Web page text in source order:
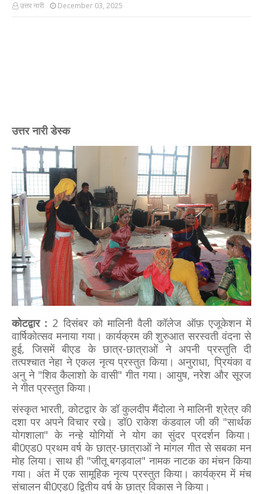
उत्तर नारी December 03, 2025
उत्तर नारी डेस्क
कोटद्वार : 2 दिसंबर को मालिनी वैली कॉलेज ऑफ़ एजूकेशन में
वार्षिकोत्सव मनाया गया। कार्यक्रम की शुरुआत सरस्वती वंदना से
हुई, जिसमें बीएड के छात्र-छात्राओं ने अपनी प्रस्तुति दी
तत्पश्चात नेहा ने एकल नृत्य प्रस्तुत किया। अनुराधा, प्रियंका व
अनु ने "शिव कैलाशो के वासी" गीत गया। आयुष, नरेश और सूरज
ने गीत प्रस्तुत किया।
संस्कृत भारती, कोटद्वार के डॉ कुलदीप मैंदोला ने मालिनी श्रेत्र की
दशा पर अपने विचार रखे। डॉ0 राकेश कंडवाल जी की "सार्थक
योगशाला" के नन्हे योगियों ने योग का सुंदर प्रदर्शन किया।
बी0एड0 प्रथम वर्ष के छात्र-छात्राओं ने मांगल गीत से सबका मन
मोह लिया। साथ ही "जीतू बगड़वाल" नामक नाटक का मंचन किया
गया। अंत में एक सामूहिक नृत्य प्रस्तुत किया। कार्यक्रम में मंच
संचालन बी0एड0 द्वितीय वर्ष के छात्र विकास ने किया।